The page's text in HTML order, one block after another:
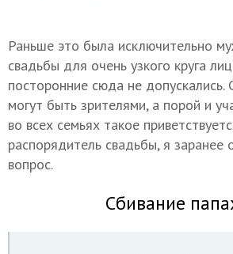
Раньше это была исключительно
свадьбы для очень узкого круга
посторонние сюда не
могут быть зрителями, а порой и
во всех семьях такое
распорядитель свадьбы, я заранее
вопрос.
Сбивание